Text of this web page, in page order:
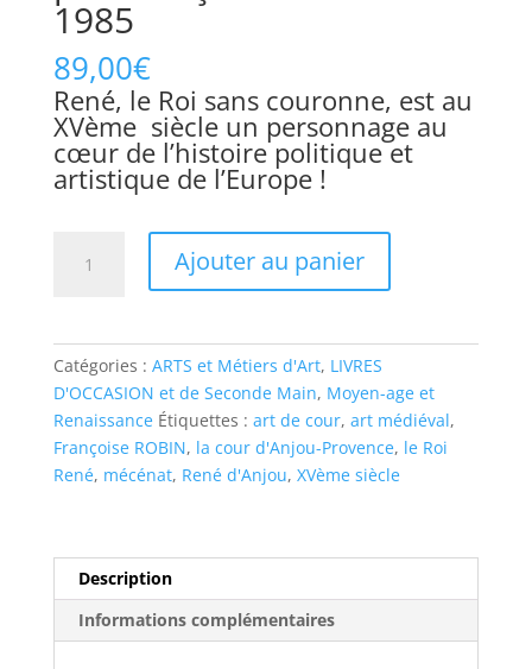
1985
89,00€
René, le Roi sans couronne, est au
XVème siècle un personnage au
cœur de l’histoire politique et
artistique de l’Europe !
Ajouter au panier
Catégories : ARTS et Métiers d'Art, LIVRES
D'OCCASION et de Seconde Main, Moyen-age et
Renaissance Étiquettes : art de cour, art médiéval,
Françoise ROBIN, la cour d'Anjou-Provence, le Roi
René, mécénat, René d'Anjou, XVème siècle
Description
Informations complémentaires